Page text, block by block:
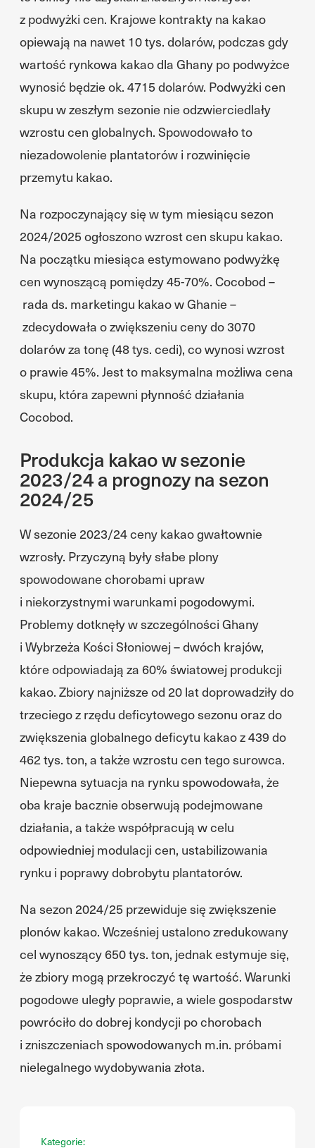
z podwyżki cen. Krajowe kontrakty na kakao
opiewają na nawet 10 tys. dolarów, podczas gdy
wartość rynkowa kakao dla Ghany po podwyżce
wynosić będzie ok. 4715 dolarów. Podwyżki cen
skupu w zeszłym sezonie nie odzwierciedlały
wzrostu cen globalnych. Spowodowało to
niezadowolenie plantatorów i rozwinięcie
przemytu kakao.
Na rozpoczynający się w tym miesiącu sezon
2024/2025 ogłoszono wzrost cen skupu kakao.
Na początku miesiąca estymowano podwyżkę
cen wynoszącą pomiędzy 45-70%. Cocobod –
rada ds. marketingu kakao w Ghanie –
zdecydowała o zwiększeniu ceny do 3070
dolarów za tonę (48 tys. cedi), co wynosi wzrost
o prawie 45%. Jest to maksymalna możliwa cena
skupu, która zapewni płynność działania
Cocobod.
Produkcja kakao w sezonie
2023/24 a prognozy na sezon
2024/25
W sezonie 2023/24 ceny kakao gwałtownie
wzrosły. Przyczyną były słabe plony
spowodowane chorobami upraw
i niekorzystnymi warunkami pogodowymi.
Problemy dotknęły w szczególności Ghany
i Wybrzeża Kości Słoniowej – dwóch krajów,
które odpowiadają za 60% światowej produkcji
kakao. Zbiory najniższe od 20 lat doprowadziły do
trzeciego z rzędu deficytowego sezonu oraz do
zwiększenia globalnego deficytu kakao z 439 do
462 tys. ton, a także wzrostu cen tego surowca.
Niepewna sytuacja na rynku spowodowała, że
oba kraje bacznie obserwują podejmowane
działania, a także współpracują w celu
odpowiedniej modulacji cen, ustabilizowania
rynku i poprawy dobrobytu plantatorów.
Na sezon 2024/25 przewiduje się zwiększenie
plonów kakao. Wcześniej ustalono zredukowany
cel wynoszący 650 tys. ton, jednak estymuje się,
że zbiory mogą przekroczyć tę wartość. Warunki
pogodowe uległy poprawie, a wiele gospodarstw
powróciło do dobrej kondycji po chorobach
i zniszczeniach spowodowanych m.in. próbami
nielegalnego wydobywania złota.
Kategorie: